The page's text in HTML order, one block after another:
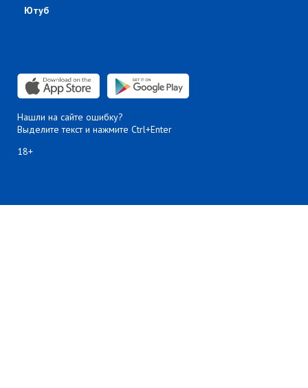
Ютуб
Нашли на сайте ошибку?
Выделите текст и нажмите Ctrl+Enter
18+